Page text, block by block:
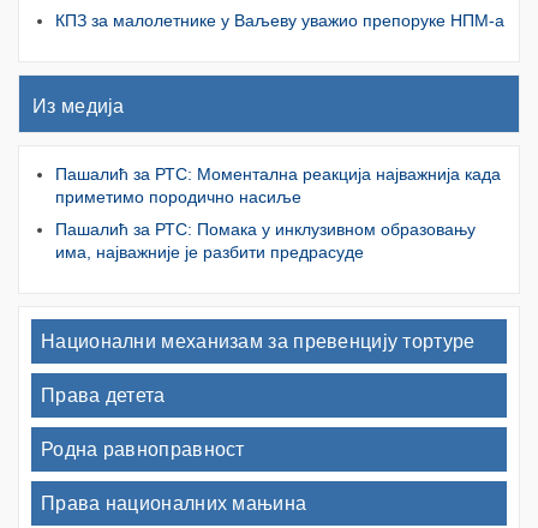
КПЗ за малолетнике у Ваљеву уважио препоруке НПМ-а
Из медија
Пашалић за РТС: Моментална реакција најважнија када
приметимо породично насиље
Пашалић за РТС: Помака у инклузивном образовању
има, најважније је разбити предрасуде
Национални механизам за превенцију тортуре
Права детета
Родна равноправност
Права националних мањина